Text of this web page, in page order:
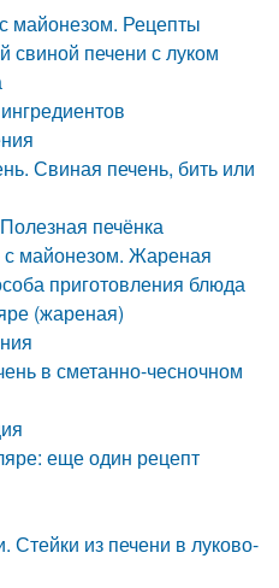
майонезом. Рецепты
свиной печени с луком
Свиная печень, бить или
печёнка
с майонезом. Жареная
приготовления блюда
(жареная)
в сметанно-чесночном
еще один рецепт
Стейки из печени в луково-